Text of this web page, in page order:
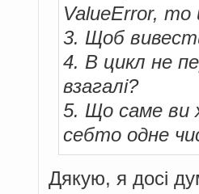
ValueError, то
3. Щоб
4. В цикл не
взагалі?
5. Що саме ви
себто одне
Дякую, я досі